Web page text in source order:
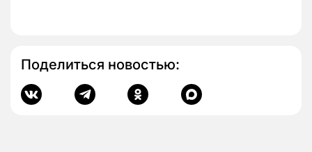
Поделиться новостью: